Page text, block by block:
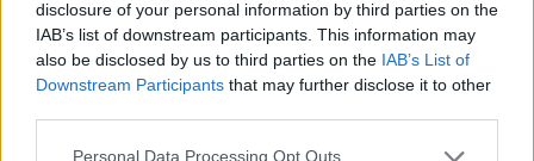
disclosure of your personal information by third parties on the
IAB’s list of downstream participants. This information may
also be disclosed by us to third parties on the IAB’s List of
Downstream Participants that may further disclose it to other
Personal Data Processing Opt Outs
à cru, inspirée d'un milkshake fruité au lactose, à la
mandarine, à la mangue, au citron vert et à la vanille. Le
lactose apporte une douceur onctueuse en bouche, tandis
que la vanille et la mandarine évoquent une sensation
estivale et rappellent les glaces d'antan.